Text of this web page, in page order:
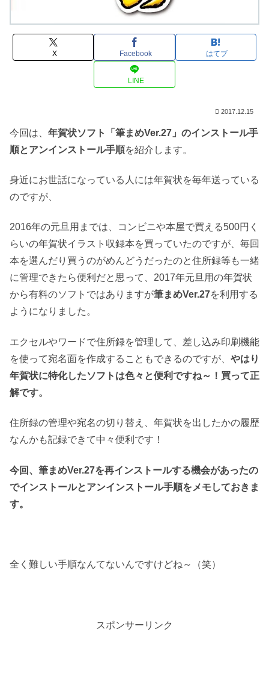
X Facebook はてブ
LINE
2017.12.15
今回は、 年賀状ソフト「筆まめVer.27」のインストール手
順とアンインストール手順を紹介します。
身近にお世話になっている人には年賀状を毎年送っている
のですが、
2016年の元旦用までは、コンビニや本屋で買える500円く
らいの年賀状イラスト収録本を買っていたのですが、毎回
本を選んだり買うのがめんどうだったのと住所録等も一緒
に管理できたら便利だと思って、2017年元旦用の年賀状
から有料のソフトではありますが筆まめVer.27を利用する
ようになりました。
エクセルやワードで住所録を管理して、差し込み印刷機能
を使って宛名面を作成することもできるのですが、 やはり
年賀状に特化したソフトは色々と便利ですね～！買って正
解です。
住所録の管理や宛名の切り替え、年賀状を出したかの履歴
なんかも記録できて中々便利です！
今回、筆まめVer.27を再インストールする機会があったの
でインストールとアンインストール手順をメモしておきま
す。
全く難しい手順なんてないんですけどね～（笑）
スポンサーリンク